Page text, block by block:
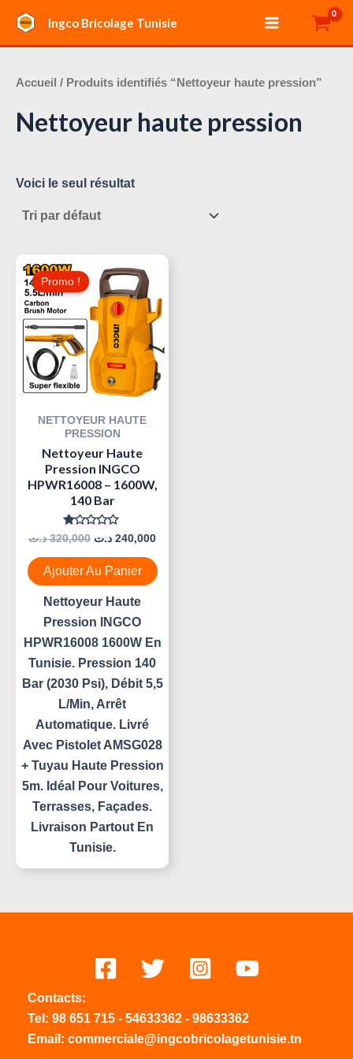
contenu
Ingco Bricolage Tunisie
Main
Menu
Accueil / Produits identifiés “Nettoyeur haute pression”
Nettoyeur haute pression
Voici le seul résultat
Promo !
NETTOYEUR HAUTE
PRESSION
Nettoyeur Haute
Pression INGCO
HPWR16008 – 1600W,
140 Bar
Note
0
Sur
5
320,000 د.ت
Prix
Initial
Était :
320,000 د.ت.
240,000 د.ت
Le
Est :
Ajouter Au Panier
Nettoyeur Haute
Pression INGCO
HPWR16008 1600W En
Tunisie. Pression 140
Bar (2030 Psi), Débit 5,5
L/min, Arrêt
Automatique. Livré
Avec Pistolet AMSG028
+ Tuyau Haute Pression
5m. Idéal Pour Voitures,
Terrasses, Façades.
Livraison Partout En
Tunisie.
Contacts:
Tel: 98 651 715 - 54633362 - 98633362
Email: commerciale@ingcobricolagetunisie.tn